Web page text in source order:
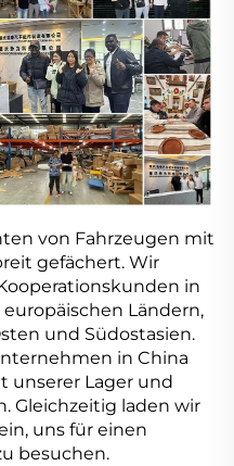
von Fahrzeugen mit
gefächert. Wir
in
Ländern,
und Südostasien.
in China
unserer Lager und
Gleichzeitig laden wir
uns für einen
besuchen.